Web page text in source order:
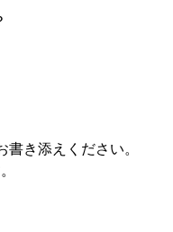
き添えください。